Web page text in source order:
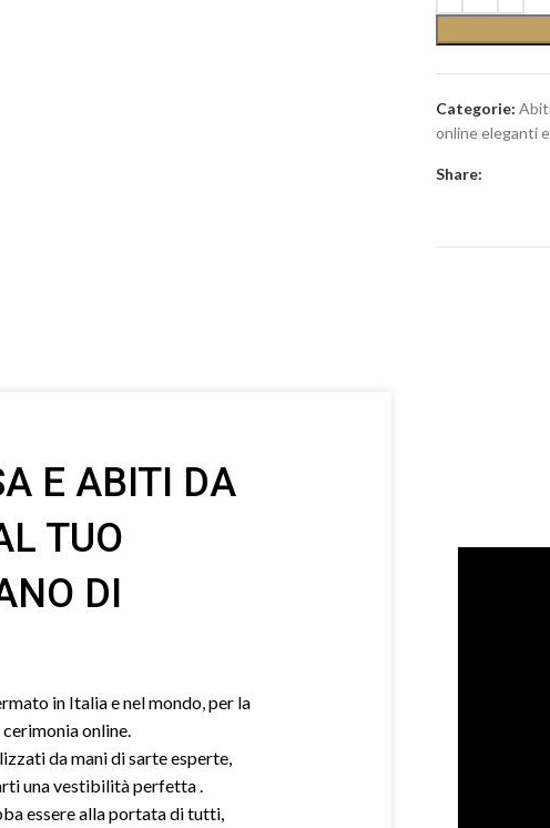
Categorie:
online eleganti
Share:
E ABITI DA
TUO
DI
in Italia e nel mondo, per la
online.
da mani di sarte esperte,
una vestibilità perfetta .
essere alla portata di tutti,